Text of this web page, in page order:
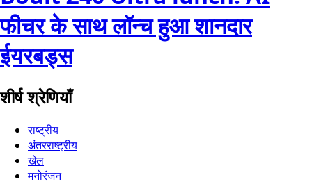
फीचर के साथ लॉन्च हुआ शानदार
ईयरबड्स
शीर्ष श्रेणियाँ
राष्ट्रीय
अंतरराष्ट्रीय
खेल
मनोरंजन